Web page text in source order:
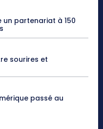
un partenariat à 150
sourires et
passé au